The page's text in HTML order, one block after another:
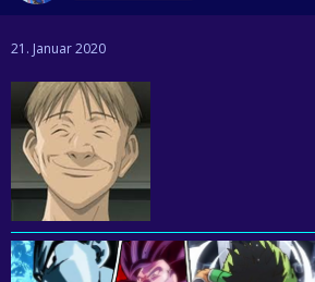
21. Januar 2020